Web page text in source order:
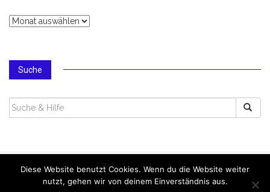
Archiv
Suche
SUCHEN
NACH:
Michael Lambertz
Theme von
Diese Website benutzt Cookies. Wenn du die Website weiter
nutzt, gehen wir von deinem Einverständnis aus.